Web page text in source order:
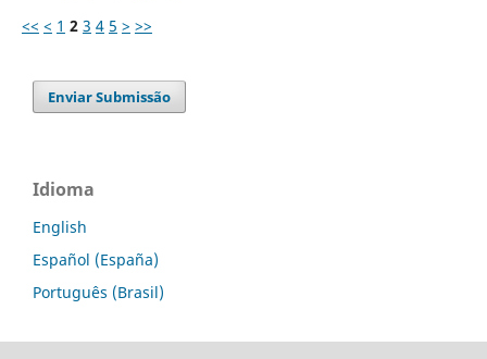
<< < 1 2 3 4 5 > >>
Enviar Submissão
Idioma
English
Español (España)
Português (Brasil)